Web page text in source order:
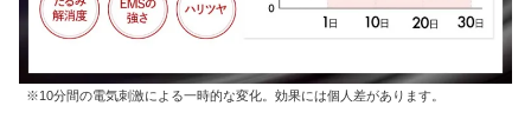
※10分間の電気刺激による一時的な変化。効果には個人差があります。